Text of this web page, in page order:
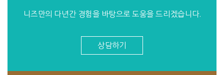
니즈만의 다년간 경험을 바탕으로 도움을 드리겠습니다.
상담하기